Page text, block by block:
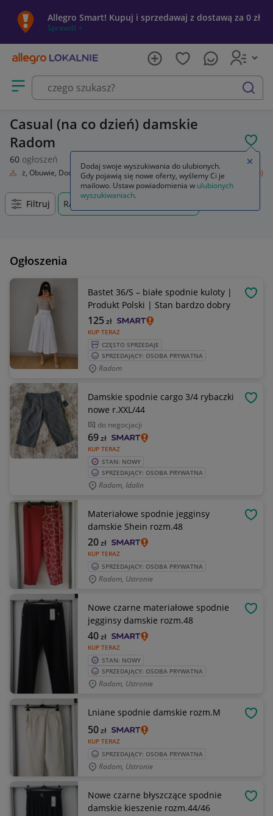
Allegro Smart! Kupuj i sprzedawaj z dostawą za 0 zł
Sprawdź »
Otwórz menu z kategoriami
szukaj
Casual (na co dzień) damskie
Radom
60 ogłoszeń
Odzież, Obuwie, Dodatki Odzież damska Spodnie Casual (na co dzień)
Filtruj Radom, Mazowieckie, +0 km
Ogłoszenia
Bastet 36/S – białe spodnie kuloty |
Produkt Polski | Stan bardzo dobry
KUP TERAZ
125zł
CZĘSTO SPRZEDAJE
SPRZEDAJĄCY: OSOBA PRYWATNA
Radom
Damskie spodnie cargo 3/4 rybaczki
nowe r.XXL/44
do negocjacji
KUP TERAZ
69zł
STAN: NOWY
SPRZEDAJĄCY: OSOBA PRYWATNA
Radom, Idalin
Materiałowe spodnie jegginsy
damskie Shein rozm.48
KUP TERAZ
20zł
SPRZEDAJĄCY: OSOBA PRYWATNA
Radom, Ustronie
Nowe czarne materiałowe spodnie
jegginsy damskie rozm.48
KUP TERAZ
40zł
STAN: NOWY
SPRZEDAJĄCY: OSOBA PRYWATNA
Radom, Ustronie
Lniane spodnie damskie rozm.M
KUP TERAZ
50zł
SPRZEDAJĄCY: OSOBA PRYWATNA
Radom, Ustronie
Nowe czarne błyszczące spodnie
damskie kieszenie rozm.44/46
Dodaj swoje wyszukiwania do ulubionych.
Gdy pojawią się nowe oferty, wyślemy Ci je
mailowo. Ustaw powiadomienia w ulubionych
wyszukiwaniach.